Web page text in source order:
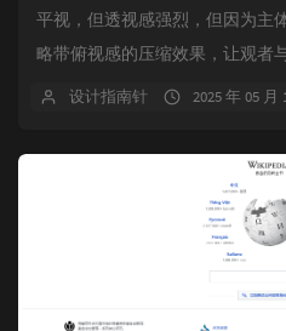
平视，但透视感强烈，但因为主
略带俯视感的压缩效果，让观者
设计指南针 2025 年 05 月